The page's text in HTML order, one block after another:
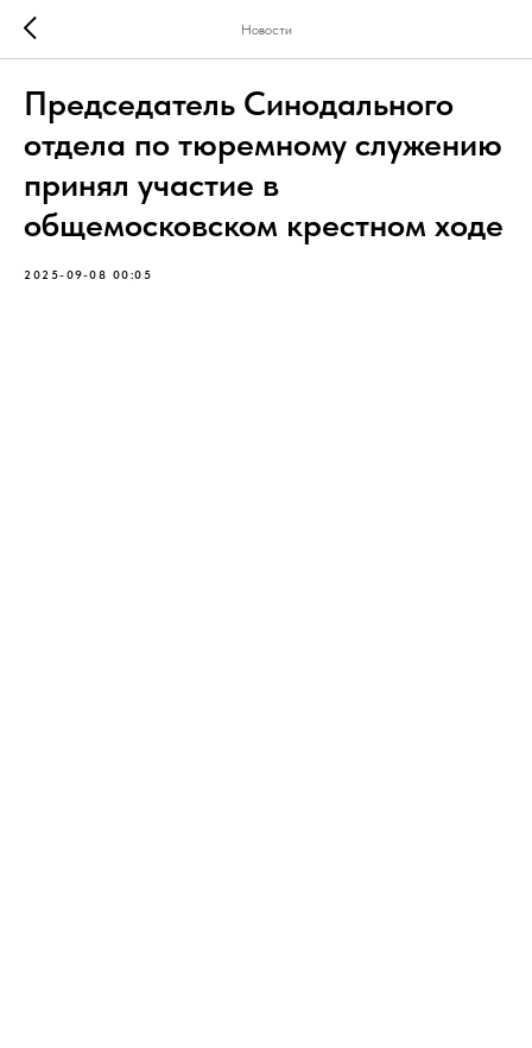
Новости
Председатель Cинодального
отдела по тюремному служению
принял участие в
общемосковском крестном ходе
2025-09-08 00:05